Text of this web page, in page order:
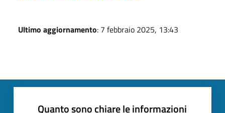
Ultimo aggiornamento: 7 febbraio 2025, 13:43
Quanto sono chiare le informazioni